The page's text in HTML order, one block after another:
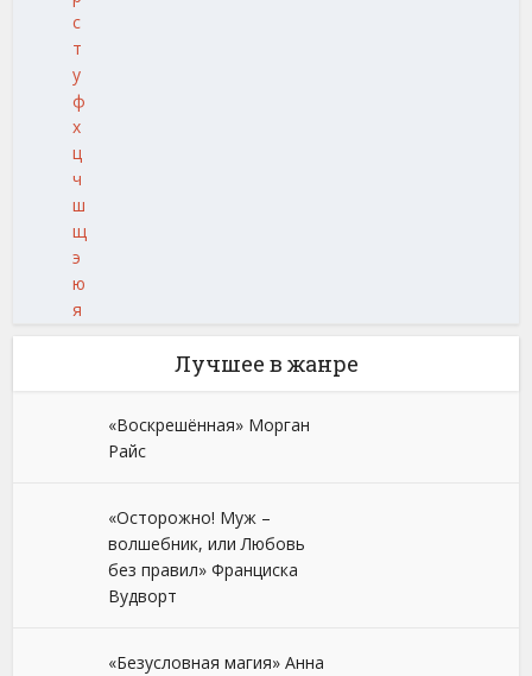
с
т
у
ф
х
ц
ч
ш
щ
э
ю
я
Лучшее в жанре
«Воскрешённая» Морган
Райс
«Осторожно! Муж –
волшебник, или Любовь
без правил» Франциска
Вудворт
«Безусловная магия» Анна